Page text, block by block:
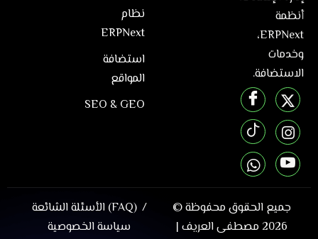
أنظمة
ERPNext،
وخدمات
الاستضافة.
نظام
ERPNext
استضافة
المواقع
SEO & GEO
جميع الحقوق محفوظة ©
2026 مصطفى العريف |
الأسئلة الشائعة (FAQ)
سياسة الخصوصية